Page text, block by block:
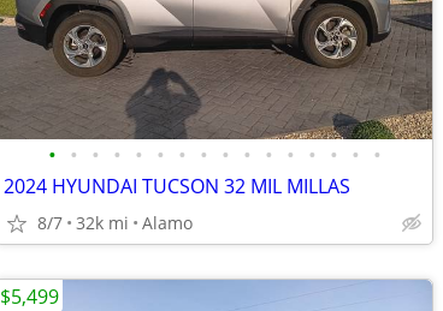
• • • • • • • • • • • • • • • •
2024 HYUNDAI TUCSON 32 MIL MILLAS
8/7 32k mi Alamo
$5,499